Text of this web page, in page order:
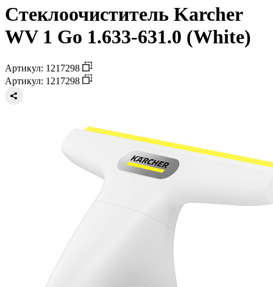
Стеклоочиститель Karcher
WV 1 Go 1.633-631.0 (White)
Артикул: 1217298
Артикул: 1217298